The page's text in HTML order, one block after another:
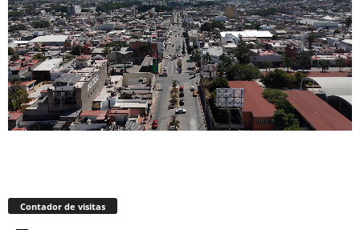
Contador de visitas